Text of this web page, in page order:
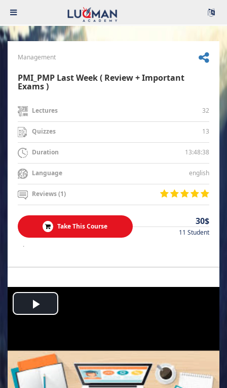
Management
PMI_PMP Last Week ( Review + Important
Exams )
Lectures 32
Quizzes 13
Duration 13:48:38
Language english
Reviews (1)
Take This Course 30$
11 Student
.
Play